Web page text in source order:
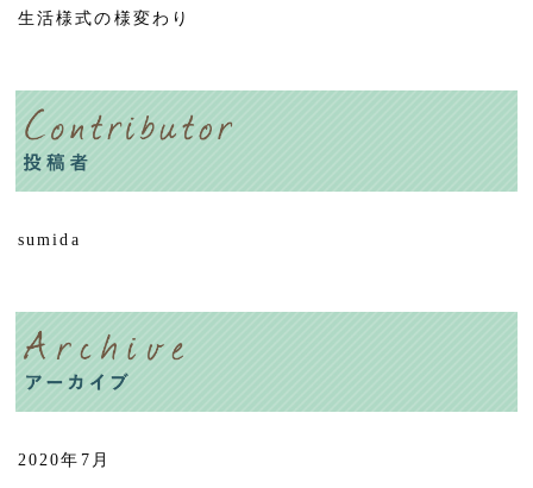
生活様式の様変わり
sumida
2020年7月